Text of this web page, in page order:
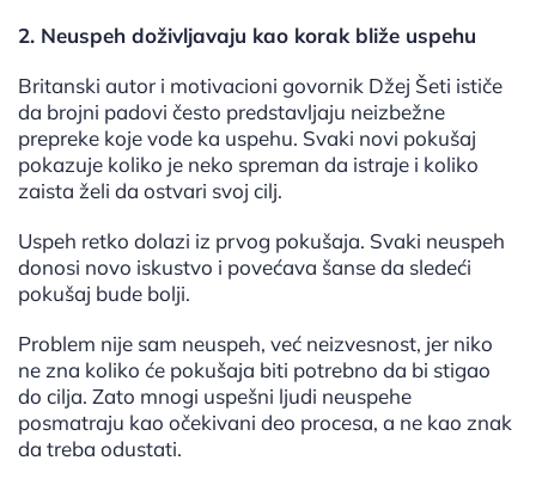
2. Neuspeh doživljavaju kao korak bliže uspehu
Britanski autor i motivacioni govornik Džej Šeti ističe
da brojni padovi često predstavljaju neizbežne
prepreke koje vode ka uspehu. Svaki novi pokušaj
pokazuje koliko je neko spreman da istraje i koliko
zaista želi da ostvari svoj cilj.
Uspeh retko dolazi iz prvog pokušaja. Svaki neuspeh
donosi novo iskustvo i povećava šanse da sledeći
pokušaj bude bolji.
Problem nije sam neuspeh, već neizvesnost, jer niko
ne zna koliko će pokušaja biti potrebno da bi stigao
do cilja. Zato mnogi uspešni ljudi neuspehe
posmatraju kao očekivani deo procesa, a ne kao znak
da treba odustati.